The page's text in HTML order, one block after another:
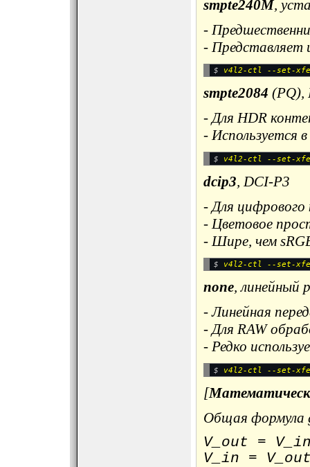
smpte240M,
-
- Представляет
$
smpte2084 (PQ),
- Для HDR
- Используется
$
dcip3, DCI-P3
- Для цифрового
- Цветовое
- Шире, чем
$
none, линейный
- Линейная
- Для RAW
- Редко
$
[
Общая формула
V_out =
V_in =